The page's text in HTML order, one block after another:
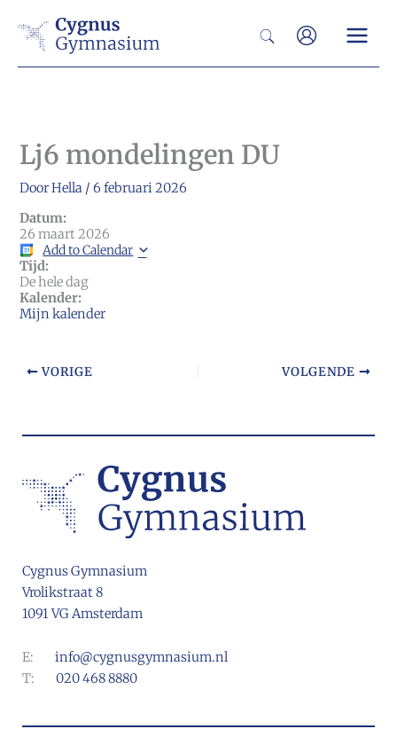
naar
Zoeken
Lj6 mondelingen DU
DoorHella /6 februari 2026
Datum:
26 maart 2026
Add to Calendar
Tijd:
De hele dag
Kalender:
Mijn kalender
VORIGE VOLGENDE
Cygnus Gymnasium
Vrolikstraat 8
1091 VG Amsterdam
E: info@cygnusgymnasium.nl
T: 020 468 8880